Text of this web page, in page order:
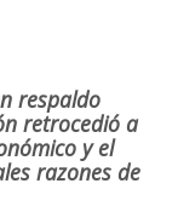
respaldo
retrocedió a
y el
razones de